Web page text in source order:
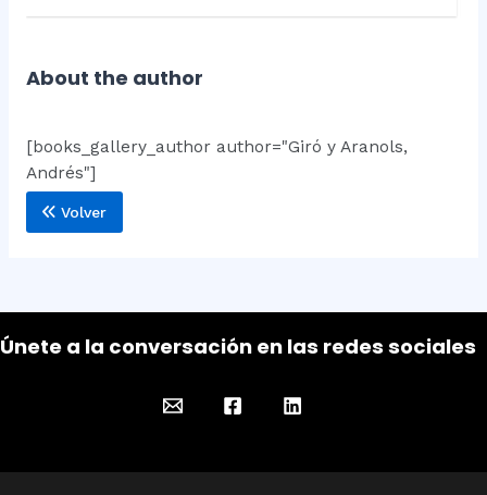
About the author
[books_gallery_author author="Giró y Aranols,
Andrés"]
Volver
Únete a la conversación en las redes sociales